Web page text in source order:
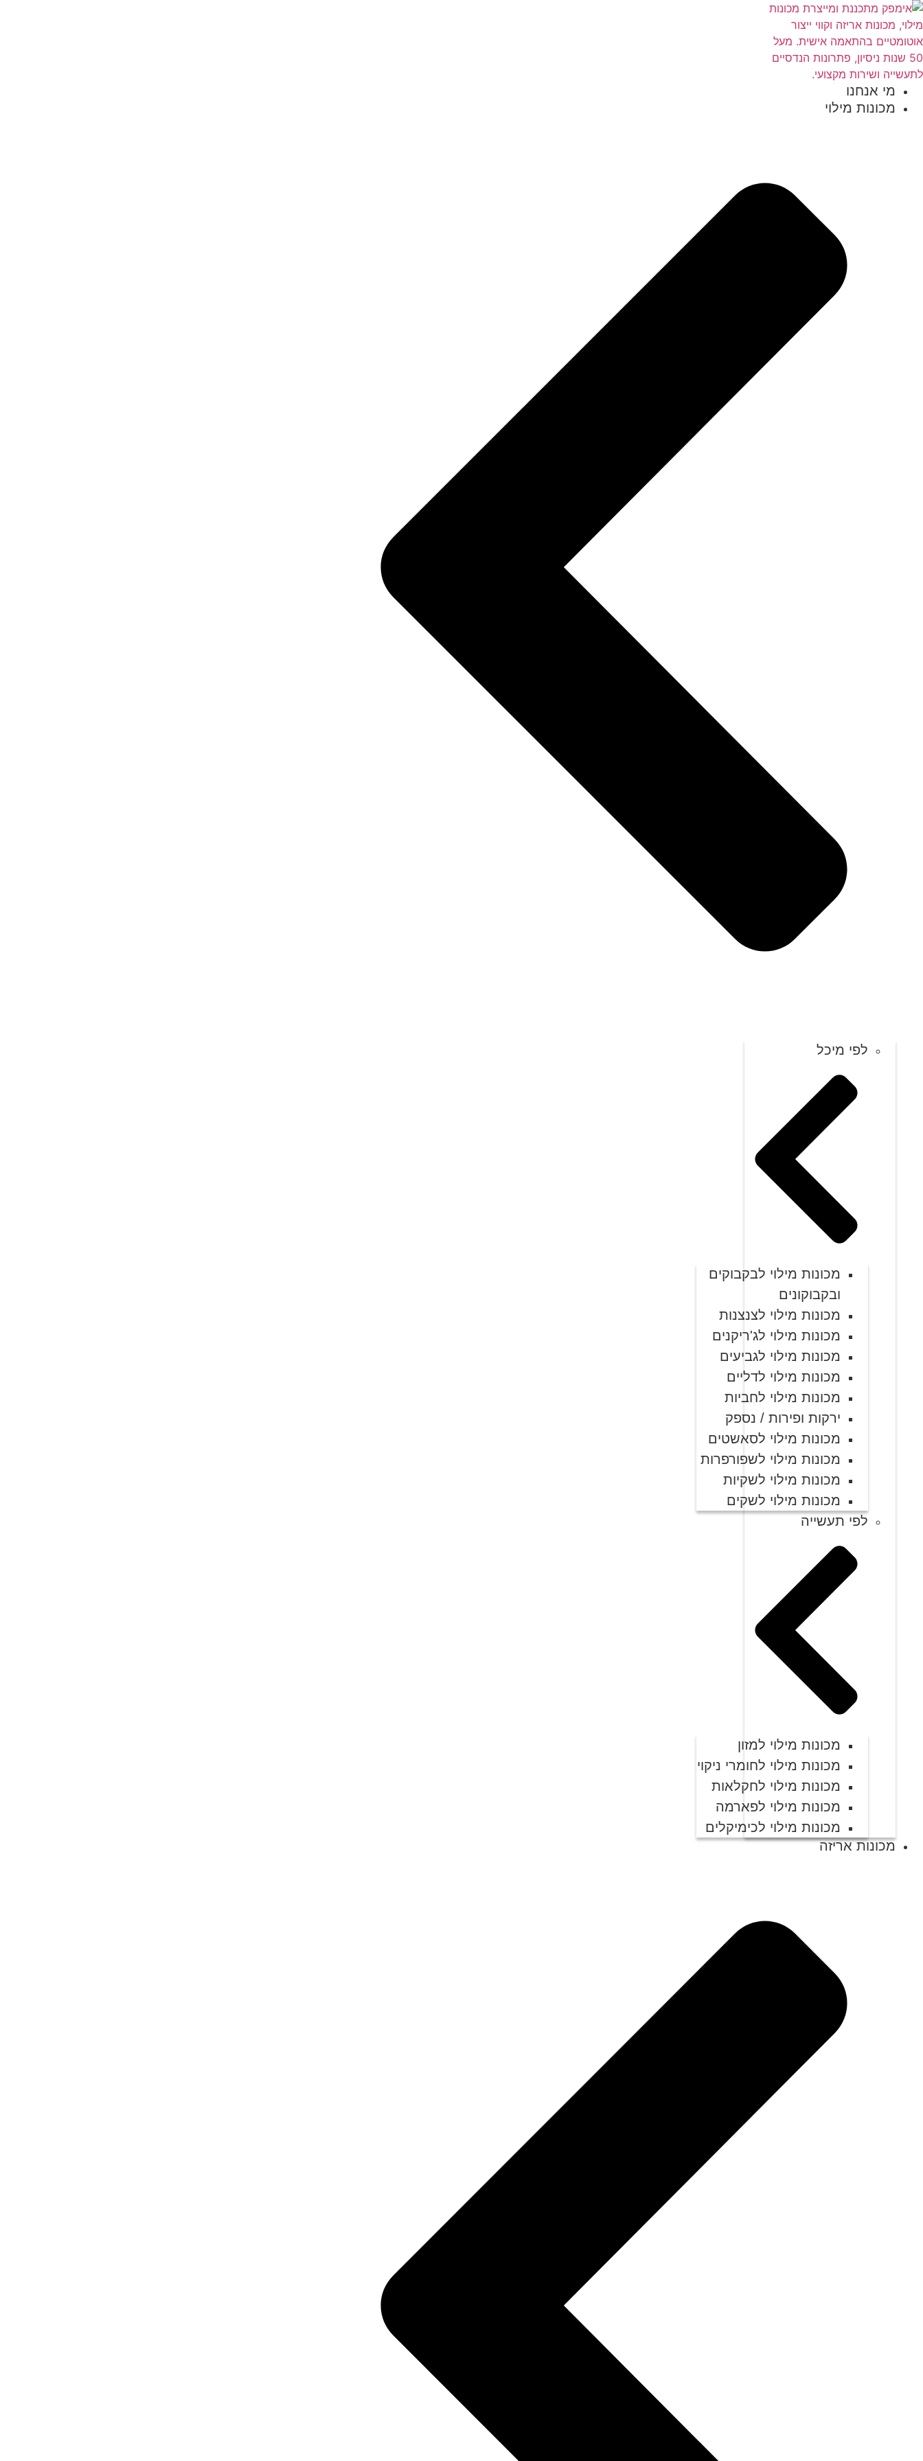
מי אנחנו
מכונות מילוי
לפי מיכל
מכונות מילוי לבקבוקים
ובקבוקונים
מכונות מילוי לצנצנות
מכונות מילוי לג'ריקנים
מכונות מילוי לגביעים
מכונות מילוי לדליים
מכונות מילוי לחביות
ירקות ופירות / נספק
מכונות מילוי לסאשטים
מכונות מילוי לשפורפרות
מכונות מילוי לשקיות
מכונות מילוי לשקים
לפי תעשייה
מכונות מילוי למזון
מכונות מילוי לחומרי ניקוי
מכונות מילוי לחקלאות
מכונות מילוי לפארמה
מכונות מילוי לכימיקלים
מכונות אריזה